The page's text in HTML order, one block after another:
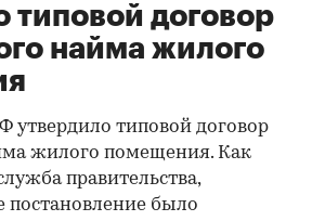
типовой договор
найма жилого
утвердило типовой договор
жилого помещения. Как
правительства,
постановление было